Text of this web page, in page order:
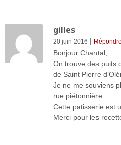
gilles
20 juin 2016 | Répondre
Bonjour Chantal,
On trouve des puits
de Saint Pierre
Je ne me souviens
rue piétonnière.
Cette patisserie est
Merci pour les